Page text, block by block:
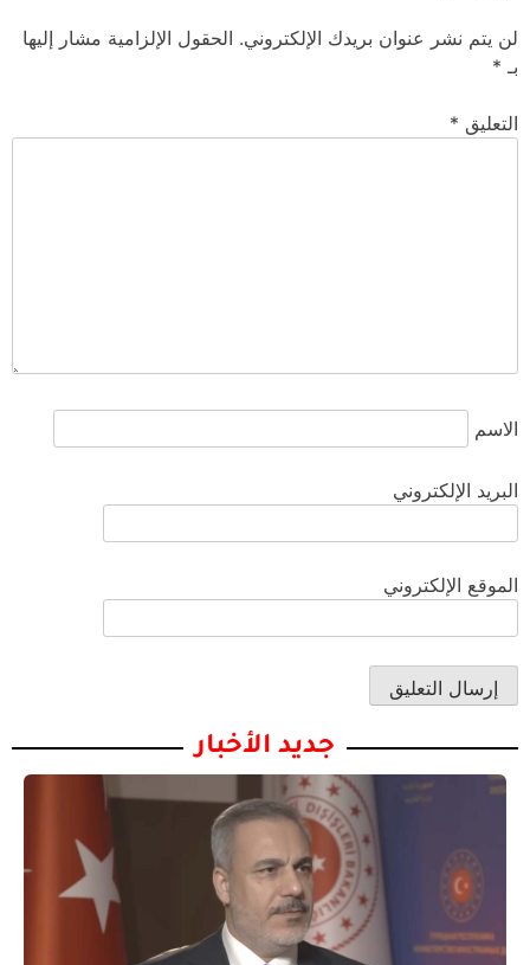
لن يتم نشر عنوان بريدك الإلكتروني. الحقول الإلزامية مشار إليها
بـ *
التعليق *
الاسم
البريد الإلكتروني
الموقع الإلكتروني
جديد الأخبار